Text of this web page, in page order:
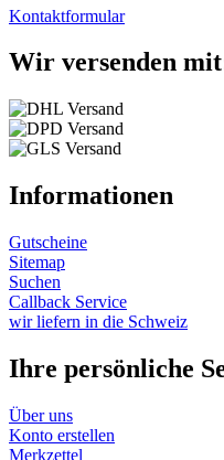
Kontaktformular
Wir versenden
Informationen
Gutscheine
Sitemap
Suchen
Callback Service
wir liefern in die Schweiz
Ihre persönliche
Über uns
Konto erstellen
Merkzettel